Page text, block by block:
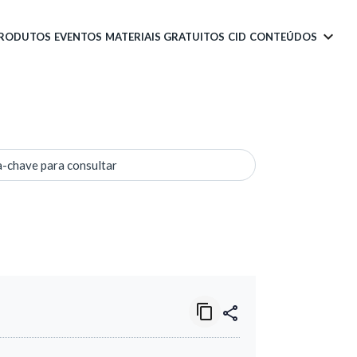
EVENTOS MATERIAIS GRATUITOS CID CONTEÚDOS
chave para consultar